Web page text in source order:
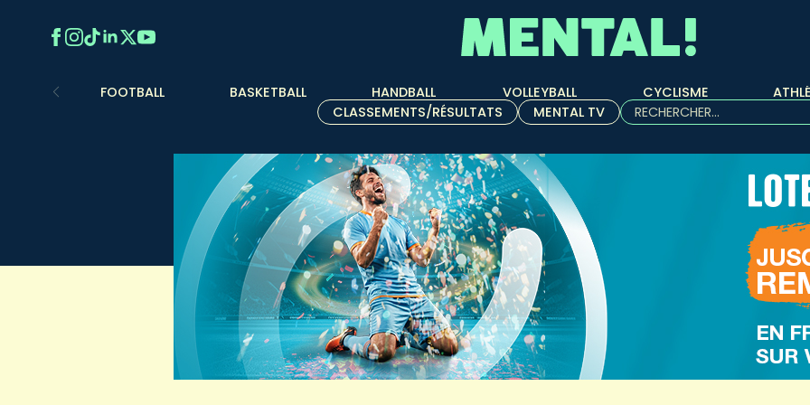
FOOTBALL BASKETBALL HANDBALL VOLLEYBALL CYCLISME
CLASSEMENTS/RÉSULTATS
MENTAL TV
Rechercher :